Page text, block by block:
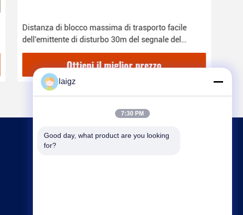
Distanza di blocco massima di trasporto facile
dell'emittente di disturbo 30m del segnale del
telefono cellulare
Ottieni il miglior prezzo
CONTATTACI
laigz
7:30 PM
Good day, what product are you looking
for?